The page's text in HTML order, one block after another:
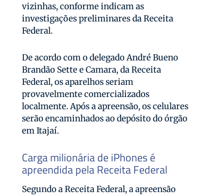
vizinhas, conforme indicam as
investigações preliminares da Receita
Federal.
De acordo com o delegado André Bueno
Brandão Sette e Camara, da Receita
Federal, os aparelhos seriam
provavelmente comercializados
localmente. Após a apreensão, os celulares
serão encaminhados ao depósito do órgão
em Itajaí.
Carga milionária de iPhones é
apreendida pela Receita Federal
Segundo a Receita Federal, a apreensão